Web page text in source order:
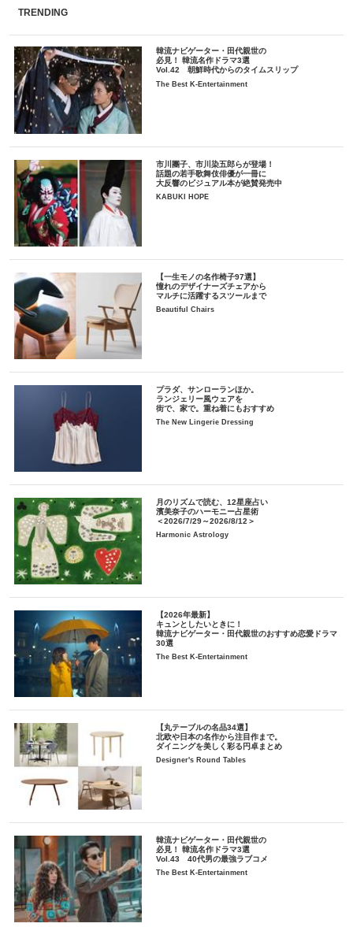
TRENDING
韓流ナビゲーター・田代親世の
必見！ 韓流名作ドラマ3選
Vol.42 朝鮮時代からのタイムスリップ
The Best K-Entertainment
市川團子、市川染五郎らが登場！
話題の若手歌舞伎俳優が一冊に
大反響のビジュアル本が絶賛発売中
KABUKI HOPE
【一生モノの名作椅子97選】
憧れのデザイナーズチェアから
マルチに活躍するスツールまで
Beautiful Chairs
プラダ、サンローランほか。
ランジェリー風ウェアを
街で、家で。重ね着にもおすすめ
The New Lingerie Dressing
月のリズムで読む、12星座占い
濱美奈子のハーモニー占星術
＜2026/7/29～2026/8/12＞
Harmonic Astrology
【2026年最新】
キュンとしたいときに！
韓流ナビゲーター・田代親世のおすすめ恋愛ドラマ
30選
The Best K-Entertainment
【丸テーブルの名品34選】
北欧や日本の名作から注目作まで。
ダイニングを美しく彩る円卓まとめ
Designer's Round Tables
韓流ナビゲーター・田代親世の
必見！ 韓流名作ドラマ3選
Vol.43 40代男の最強ラブコメ
The Best K-Entertainment